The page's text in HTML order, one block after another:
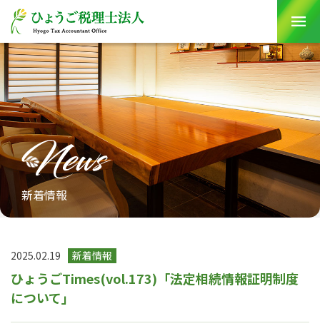
Skip
to
content
新着情報
2025.02.19 新着情報
ひょうごTimes(vol.173)「法定相続情報証明制度
について」